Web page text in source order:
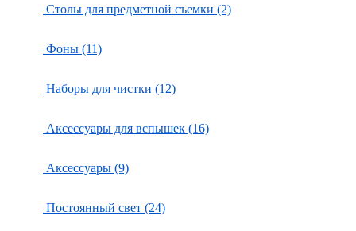
Столы для предметной съемки (2)
Фоны (11)
Наборы для чистки (12)
Аксессуары для вспышек (16)
Аксессуары (9)
Постоянный свет (24)